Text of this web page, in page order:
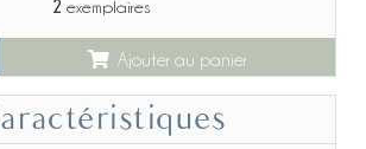
2 exemplaires
Ajouter au panier
Caractéristiques